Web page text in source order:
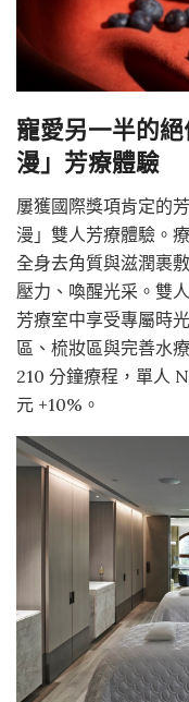
寵愛另一半的
漫」芳療體驗
屢獲國際獎項肯定的
漫」雙人芳療體驗。
全身去角質與滋潤裹
壓力、喚醒光采。雙
芳療室中享受專屬時
區、梳妝區與完善水
210 分鐘療程，單人
元 +10%。